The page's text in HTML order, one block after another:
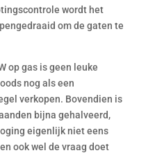
wordt het
om de gaten te
op gas is geen leuke
nog als een
verkopen. Bovendien is
bijna gehalveerd,
eigenlijk niet eens
ook wel de vraag doet